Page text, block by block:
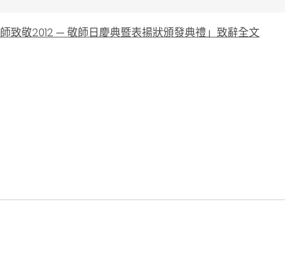
師致敬2012 ─ 敬師日慶典暨表揚狀頒發典禮」致辭全文